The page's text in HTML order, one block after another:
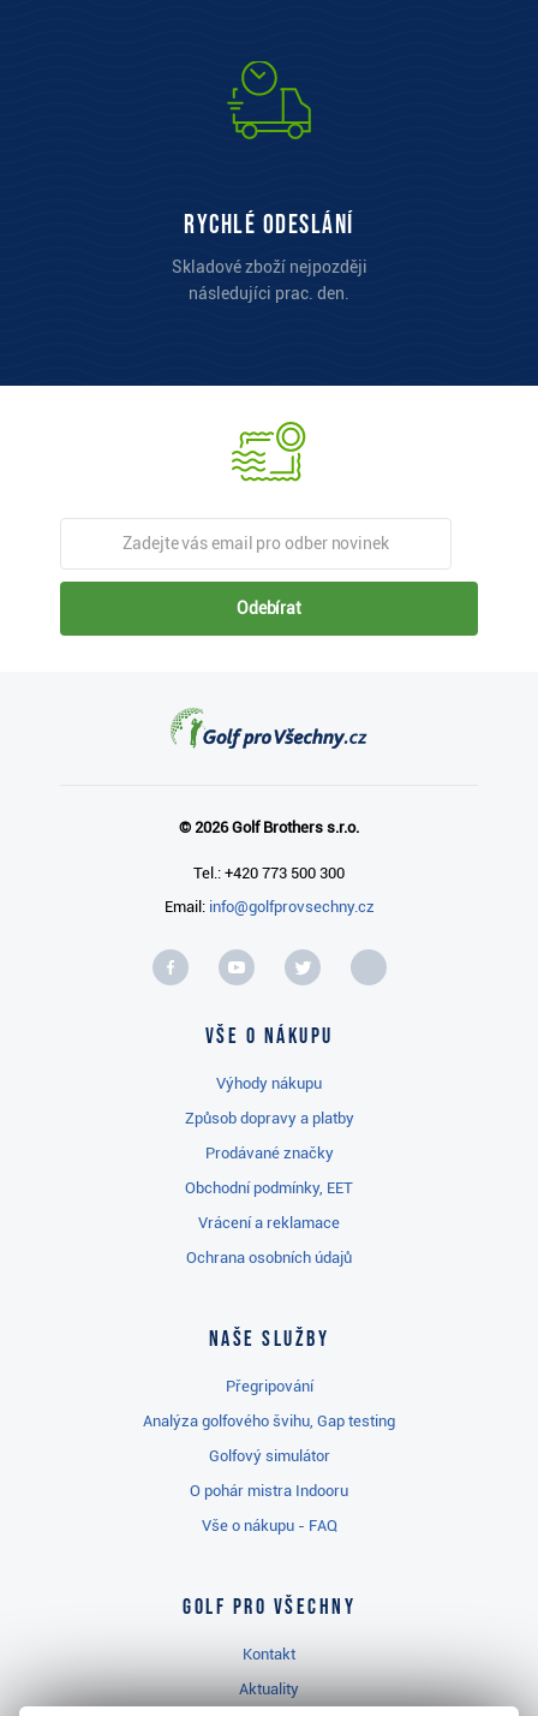
Rychlé odeslání
Skladové zboží nejpozději
následujíci prac. den.
Odebírat
© 2026 Golf Brothers s.r.o.
Tel.: +420 773 500 300
Email: info@golfprovsechny.cz
Vše o nákupu
Výhody nákupu
Způsob dopravy a platby
Prodávané značky
Obchodní podmínky, EET
Vrácení a reklamace
Ochrana osobních údajů
Naše služby
Přegripování
Analýza golfového švihu, Gap testing
Golfový simulátor
O pohár mistra Indooru
Vše o nákupu - FAQ
Golf pro všechny
Kontakt
Aktuality